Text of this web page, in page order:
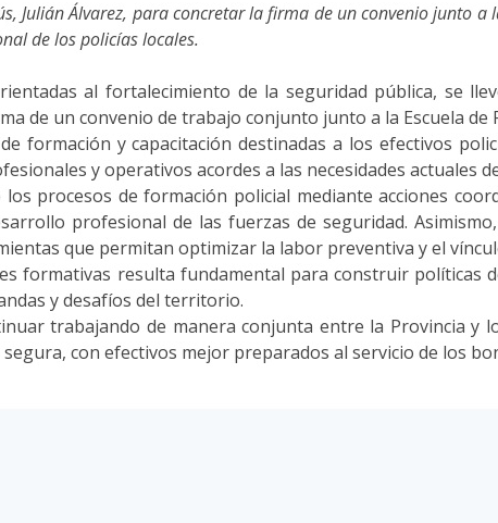
Álvarez, para concretar la firma de un convenio junto a
de los policías locales.
al fortalecimiento de la seguridad pública, se
de un convenio de trabajo conjunto junto a la Escuela de
formación y capacitación destinadas a los efectivos
y operativos acordes a las necesidades actuales
procesos de formación policial mediante acciones
profesional de las fuerzas de seguridad.
que permitan optimizar la labor preventiva y el
formativas resulta fundamental para construir políticas
y desafíos del territorio.
trabajando de manera conjunta entre la Provincia y
con efectivos mejor preparados al servicio de los